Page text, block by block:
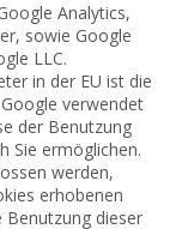
Analytics,
sowie Google
LLC.
in der EU ist die
verwendet
der Benutzung
Sie ermöglichen.
werden,
erhobenen
dieser